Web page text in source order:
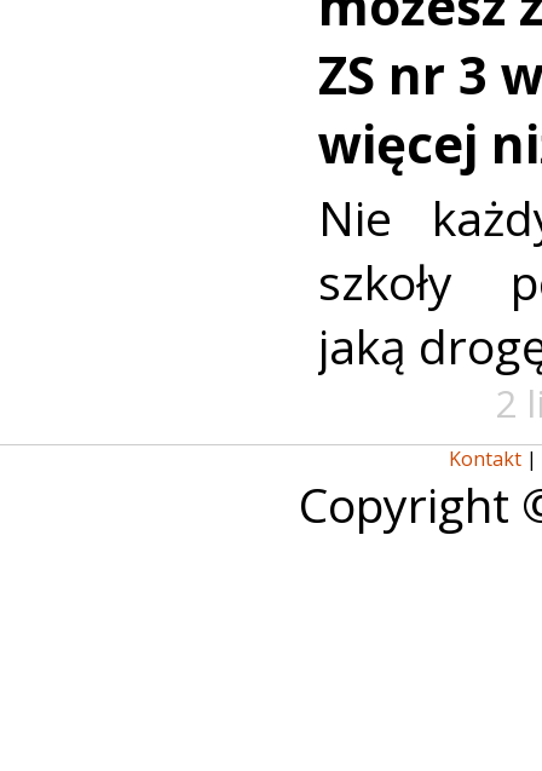
ZS nr 3
więcej
Nie
szkoły
jaką
2
Kontakt |
Copyright